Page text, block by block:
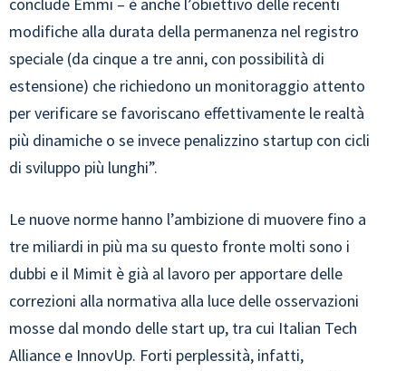
conclude Emmi – è anche l’obiettivo delle recenti
modifiche alla durata della permanenza nel registro
speciale (da cinque a tre anni, con possibilità di
estensione) che richiedono un monitoraggio attento
per verificare se favoriscano effettivamente le realtà
più dinamiche o se invece penalizzino startup con cicli
di sviluppo più lunghi”.
Le nuove norme hanno l’ambizione di muovere fino a
tre miliardi in più ma su questo fronte molti sono i
dubbi e il Mimit è già al lavoro per apportare delle
correzioni alla normativa alla luce delle osservazioni
mosse dal mondo delle start up, tra cui Italian Tech
Alliance e InnovUp. Forti perplessità, infatti,